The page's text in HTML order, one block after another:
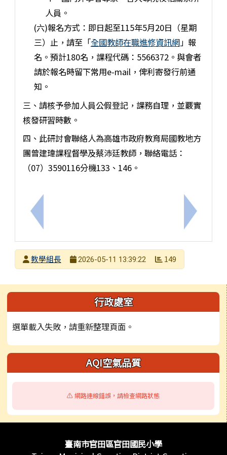
上一筆：轉知財團法人國語日報社 辦理「守住一個
人員。
(六)報名方式：即日起至115年5月20日（星期
三）止，請至「全國教師在職進修資訊網」報
名。預計180名，課程代碼：5566372。與會者
請於報名時留下常用e-mail，俾利寄發行前通
知。
三、請核予參加人員公假登記，課務自理，並覈實
核發研習時數。
四、此研討會聯絡人為高雄市政府教育局國教地方
團曾建瑋課程督學及蔡沛廷教師，聯絡電話：
（07）3590116分機133、146。
下一筆：
發布者
教學組長
2026-05-11 13:39:22 149
左邊區域內容 行政處室
選單載入失敗，請重新整理頁面。
AQI空氣品質
⚠️ 網路連線錯誤，請檢查網路狀態
頁尾區域內容臺南市官田區官田國民小學